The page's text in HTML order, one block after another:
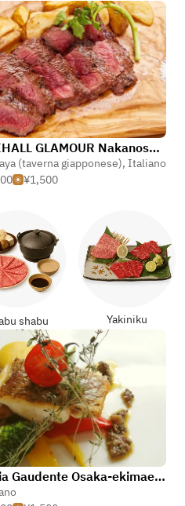
WINEHALL GLAMOUR Nakanoshima
(taverna giapponese), Italiano
¥1,500
shabu Yakiniku
Osteria Gaudente Osaka-ekimae No.4 Building Branch